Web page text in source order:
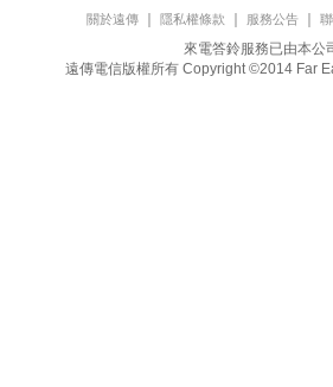
關於遠傳｜ 隱私權條款 服務公告｜
來電答鈴服務已由本公
遠傳電信版權所有 Copyright ©2014 Far